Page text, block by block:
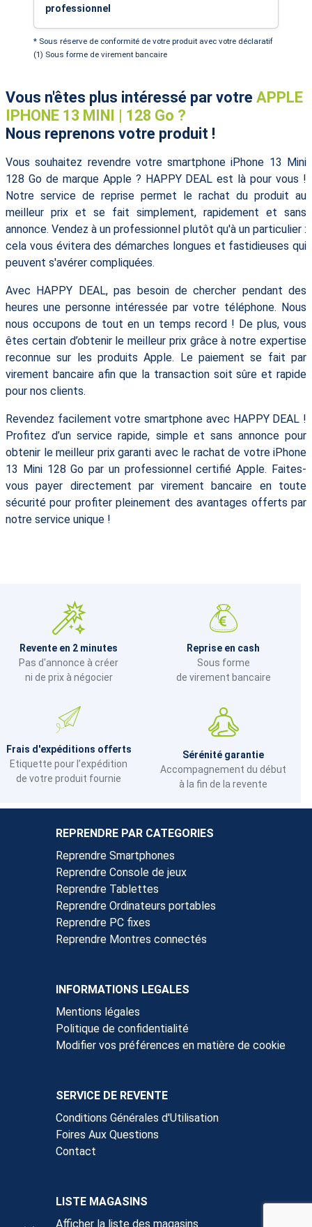
professionnel
* Sous réserve de conformité de votre produit avec votre déclaratif
(1) Sous forme de virement bancaire
Vous n'êtes plus intéressé par votre APPLE
IPHONE 13 MINI | 128 Go ?
Nous reprenons votre produit !
Vous souhaitez revendre votre smartphone iPhone 13 Mini
128 Go de marque Apple ? HAPPY DEAL est là pour vous !
Notre service de reprise permet le rachat du produit au
meilleur prix et se fait simplement, rapidement et sans
annonce. Vendez à un professionnel plutôt qu'à un particulier :
cela vous évitera des démarches longues et fastidieuses qui
peuvent s'avérer compliquées.
Avec HAPPY DEAL, pas besoin de chercher pendant des
heures une personne intéressée par votre téléphone. Nous
nous occupons de tout en un temps record ! De plus, vous
êtes certain d’obtenir le meilleur prix grâce à notre expertise
reconnue sur les produits Apple. Le paiement se fait par
virement bancaire afin que la transaction soit sûre et rapide
pour nos clients.
Revendez facilement votre smartphone avec HAPPY DEAL !
Profitez d’un service rapide, simple et sans annonce pour
obtenir le meilleur prix garanti avec le rachat de votre iPhone
13 Mini 128 Go par un professionnel certifié Apple. Faites-
vous payer directement par virement bancaire en toute
sécurité pour profiter pleinement des avantages offerts par
notre service unique !
Revente en 2 minutes
Pas d'annonce à créer
ni de prix à négocier
Reprise en cash
Sous forme
de virement bancaire
Frais d'expéditions offerts
Etiquette pour l’expédition
de votre produit fournie
Sérénité garantie
Accompagnement du début
à la fin de la revente
REPRENDRE PAR CATEGORIES
Reprendre Smartphones
Reprendre Console de jeux
Reprendre Tablettes
Reprendre Ordinateurs portables
Reprendre PC fixes
Reprendre Montres connectés
INFORMATIONS LEGALES
Mentions légales
Politique de confidentialité
Modifier vos préférences en matière de cookie
SERVICE DE REVENTE
Conditions Générales d'Utilisation
Foires Aux Questions
Contact
LISTE MAGASINS
Afficher la liste des magasins